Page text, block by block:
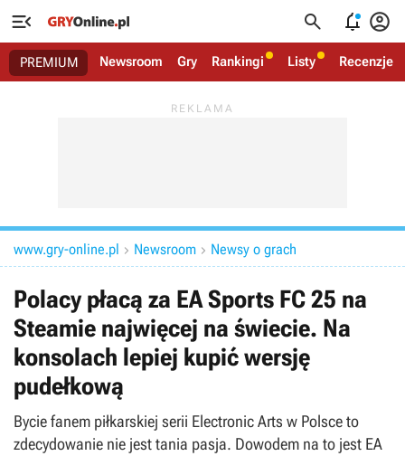
   
PREMIUM Newsroom Gry Rankingi Listy Recenzje
www.gry-online.pl  Newsroom  Newsy o grach
Polacy płacą za EA Sports FC 25 na
Steamie najwięcej na świecie. Na
konsolach lepiej kupić wersję
pudełkową
Bycie fanem piłkarskiej serii Electronic Arts w Polsce to
zdecydowanie nie jest tania pasja. Dowodem na to jest EA